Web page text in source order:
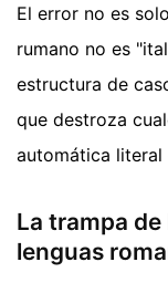
El error no es
rumano no es
estructura de
que destroza
automática literal
La trampa
lenguas